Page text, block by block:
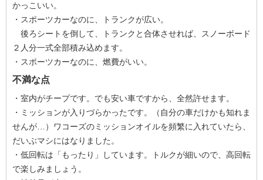
かっこいい。
・スポーツカーなのに、トランクが広い。
後ろシートを倒して、トランクと合体させれば、スノーボード
２人分一式全部積み込めます。
・スポーツカーなのに、燃費がいい。
不満な点
・室内がチープです。でも安い車ですから、全然許せます。
・ミッションが入りづらかったです。（自分の車だけかも知れま
せんが…）ワコーズのミッションオイルを頻繁に入れていたら、
だいぶマシにはなりました。
・低回転は「もったり」しています。トルクが細いので、高回転
で楽しみましょう。